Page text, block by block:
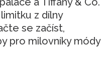
z dílny
se začíst,
pro milovníky módy